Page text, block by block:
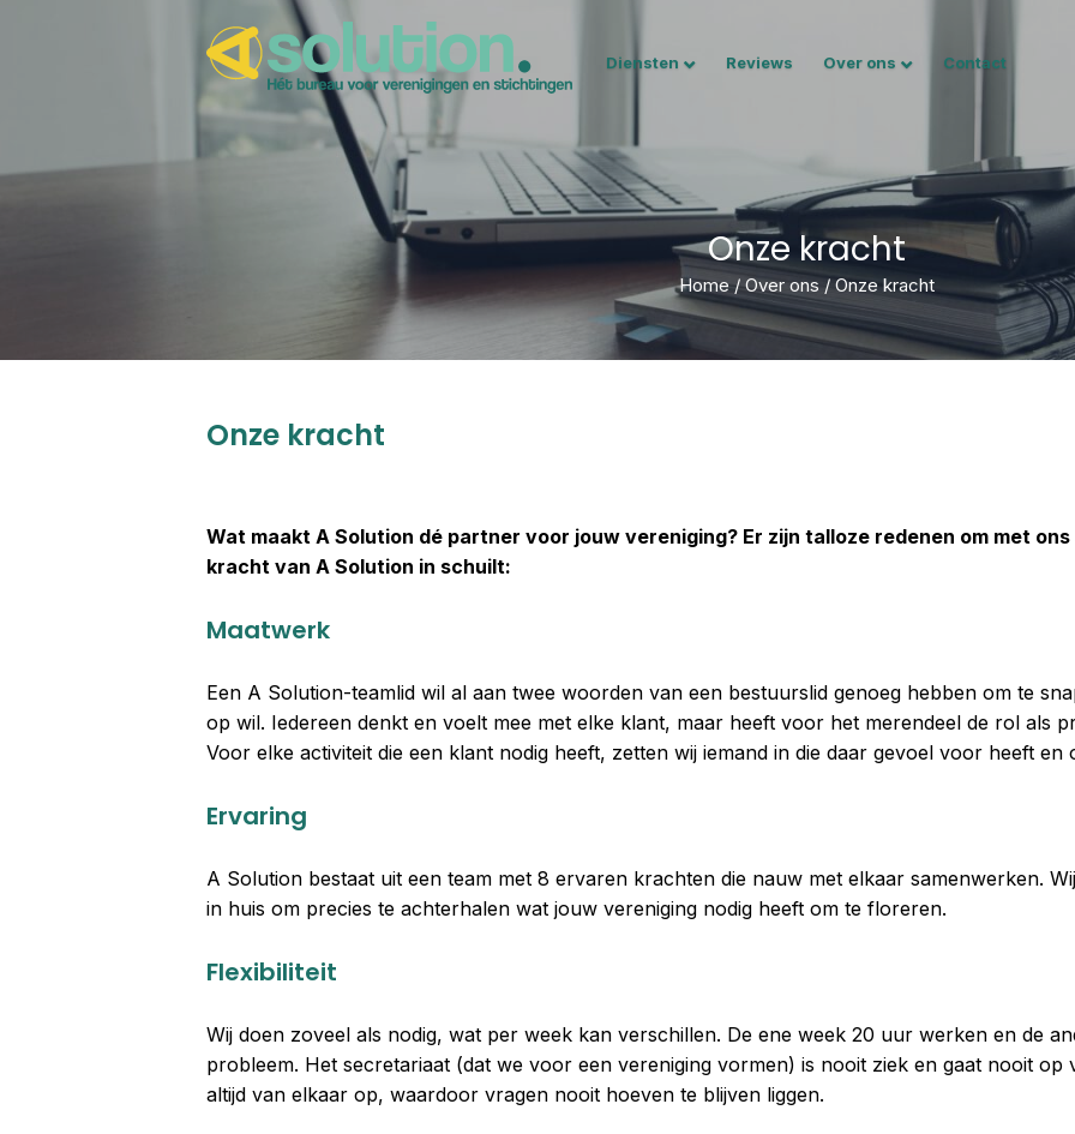
Diensten Reviews Over ons Contact
Onze kracht
Home/ Over ons/Onze kracht
Onze kracht
Wat maakt A Solution dé partner voor jouw vereniging? Er zijn talloze redenen om met
kracht van A Solution in schuilt:
Maatwerk
Een A Solution-teamlid wil al aan twee woorden van een bestuurslid genoeg hebben om te
op wil. Iedereen denkt en voelt mee met elke klant, maar heeft voor het merendeel de rol als
Voor elke activiteit die een klant nodig heeft, zetten wij iemand in die daar gevoel voor heeft en
Ervaring
A Solution bestaat uit een team met 8 ervaren krachten die nauw met elkaar samenwerken.
in huis om precies te achterhalen wat jouw vereniging nodig heeft om te floreren.
Flexibiliteit
Wij doen zoveel als nodig, wat per week kan verschillen. De ene week 20 uur werken en de
probleem. Het secretariaat (dat we voor een vereniging vormen) is nooit ziek en gaat nooit op
altijd van elkaar op, waardoor vragen nooit hoeven te blijven liggen.